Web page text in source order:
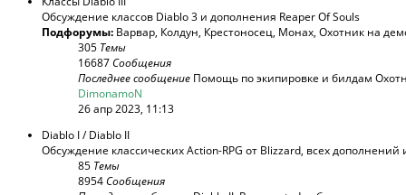
Обсуждение классов Diablo 3 и дополнения Reaper Of Souls
Подфорумы: Варвар, Колдун, Крестоносец, Монах, Охотник на
305 Темы
16687Сообщения
Последнее сообщение Помощь по экипировке и билдам
DimonamoN
26 апр 2023, 11:13
Diablo I / Diablo II
Обсуждение классических Action-RPG от Blizzard, всех дополнений
85 Темы
8954Сообщения